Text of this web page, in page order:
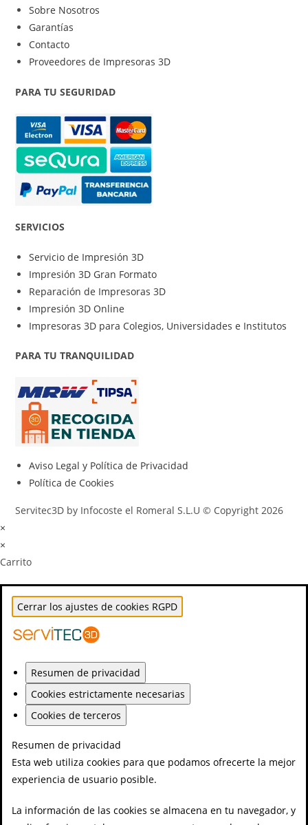
Sobre Nosotros
Garantías
Contacto
Proveedores de Impresoras 3D
PARA TU SEGURIDAD
SERVICIOS
Servicio de Impresión 3D
Impresión 3D Gran Formato
Reparación de Impresoras 3D
Impresión 3D Online
Impresoras 3D para Colegios, Universidades e Institutos
PARA TU TRANQUILIDAD
Aviso Legal y Política de Privacidad
Política de Cookies
Servitec3D by Infocoste el Romeral S.L.U © Copyright 2026
×
×
Carrito
Cerrar los ajustes de cookies RGPD
Resumen de privacidad
Cookies estrictamente necesarias
Cookies de terceros
Resumen de privacidad
Esta web utiliza cookies para que podamos ofrecerte la mejor
experiencia de usuario posible.
La información de las cookies se almacena en tu navegador, y